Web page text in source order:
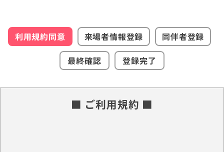
利用規約同意 来場者情報登録
同伴者登録
最終確認
登録完了
■ ご利用規約 ■